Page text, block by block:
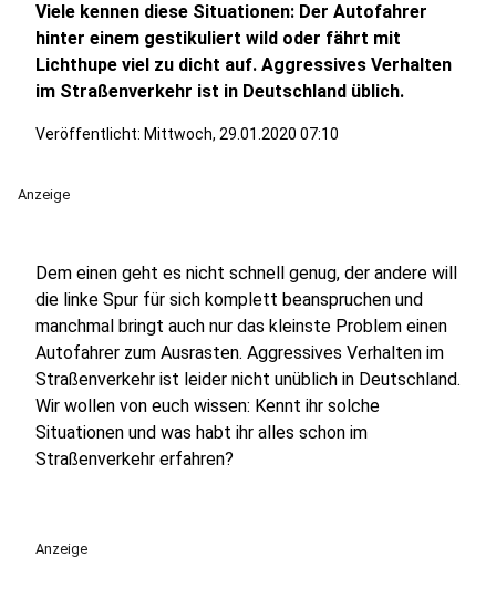
Viele kennen diese Situationen: Der Autofahrer
hinter einem gestikuliert wild oder fährt mit
Lichthupe viel zu dicht auf. Aggressives Verhalten
im Straßenverkehr ist in Deutschland üblich.
Veröffentlicht: Mittwoch, 29.01.2020 07:10
Anzeige
Dem einen geht es nicht schnell genug, der andere will
die linke Spur für sich komplett beanspruchen und
manchmal bringt auch nur das kleinste Problem einen
Autofahrer zum Ausrasten. Aggressives Verhalten im
Straßenverkehr ist leider nicht unüblich in Deutschland.
Wir wollen von euch wissen: Kennt ihr solche
Situationen und was habt ihr alles schon im
Straßenverkehr erfahren?
Anzeige